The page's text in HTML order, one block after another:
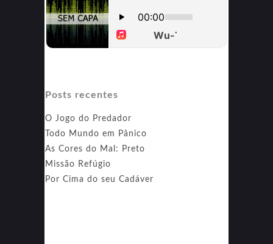
Posts recentes
O Jogo do Predador
Todo Mundo em Pânico
As Cores do Mal: Preto
Missão Refúgio
Por Cima do seu Cadáver